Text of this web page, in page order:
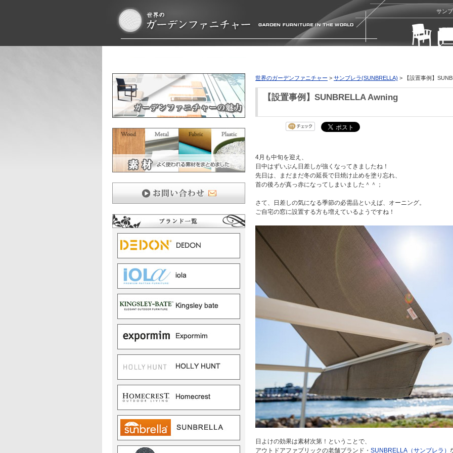
サン
世界のガーデンファニチャー > サンブレラ(SUNBRELLA) > 【設置事例】
【設置事例】SUNBRELLA Awning
4月も中旬を迎え、
日中はずいぶん日差しが強くなってきましたね！
先日は、まだまだ冬の延長で日焼け止めを塗り忘れ、
首の後ろが真っ赤になってしまいました＾＾；
さて、日差しの気になる季節の必需品といえば、オーニング。
ご自宅の窓に設置する方も増えているようですね！
日よけの効果は素材次第！ということで、
アウトドアファブリックの老舗ブランド・ SUNBRELLA（サンブレラ）